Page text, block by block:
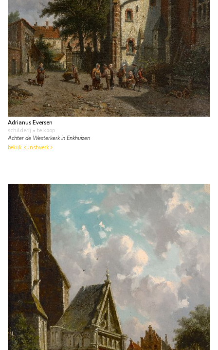
Adrianus Eversen
schilderij • te koop
Achter de Westerkerk in Enkhuizen
bekijk kunstwerk